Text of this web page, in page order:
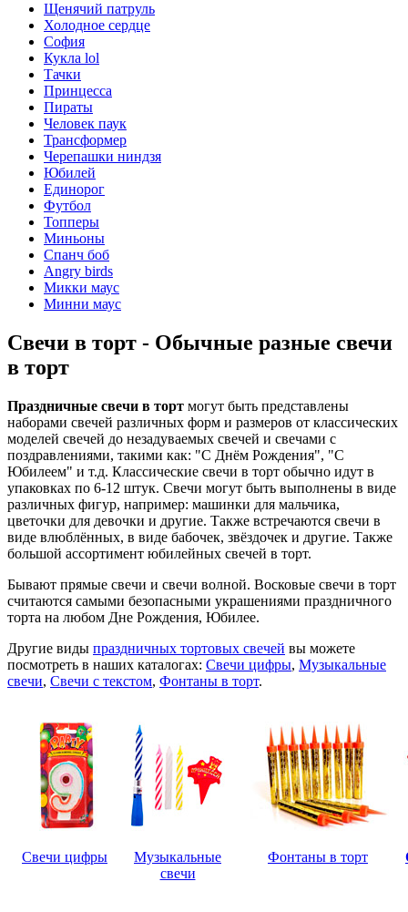
Щенячий патруль
Холодное сердце
София
Кукла lol
Тачки
Принцесса
Пираты
Человек паук
Трансформер
Черепашки ниндзя
Юбилей
Единорог
Футбол
Топперы
Миньоны
Спанч боб
Angry birds
Микки маус
Минни маус
Свечи в торт - Обычные разные свечи
в торт
Праздничные свечи в торт могут быть представлены
наборами свечей различных форм и размеров от классических
моделей свечей до незадуваемых свечей и свечами с
поздравлениями, такими как: "С Днём Рождения", "С
Юбилеем" и т.д. Классические свечи в торт обычно идут в
упаковках по 6-12 штук. Свечи могут быть выполнены в виде
различных фигур, например: машинки для мальчика,
цветочки для девочки и другие. Также встречаются свечи в
виде влюблённых, в виде бабочек, звёздочек и другие. Также
большой ассортимент юбилейных свечей в торт.
Бывают прямые свечи и свечи волной. Восковые свечи в торт
считаются самыми безопасными украшениями праздничного
торта на любом Дне Рождения, Юбилее.
Другие виды праздничных тортовых свечей вы можете
посмотреть в наших каталогах: Свечи цифры, Музыкальные
свечи, Свечи с текстом, Фонтаны в торт.
Свечи цифры
Музыкальные
свечи
Фонтаны в торт